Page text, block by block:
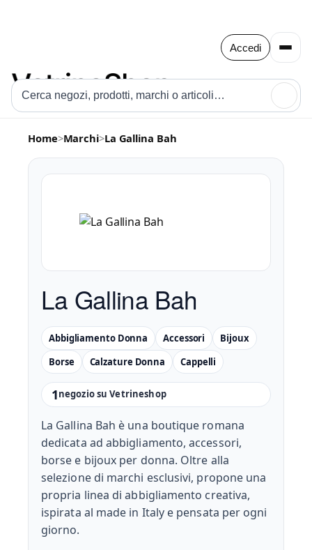
Accedi
Home>Marchi>La Gallina Bah
La Gallina Bah
1negozio su Vetrineshop
Abbigliamento Donna Accessori
Bijoux
Borse
Calzature Donna Cappelli
La Gallina Bah è una boutique romana
dedicata ad abbigliamento, accessori,
borse e bijoux per donna. Oltre alla
selezione di marchi esclusivi, propone una
propria linea di abbigliamento creativa,
ispirata al made in Italy e pensata per ogni
giorno.